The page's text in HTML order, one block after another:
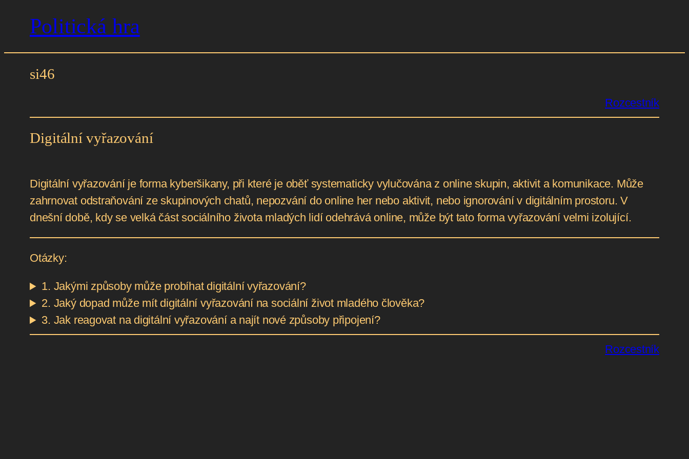
Přeskočit
obsah
Politická hra
si46
Rozcestník
Digitální vyřazování
Digitální vyřazování je forma kyberšikany, při které je oběť systematicky vylučována z online skupin, aktivit a komunikace. Může
zahrnovat odstraňování ze skupinových chatů, nepozvání do online her nebo aktivit, nebo ignorování v digitálním prostoru. V
dnešní době, kdy se velká část sociálního života mladých lidí odehrává online, může být tato forma vyřazování velmi izolující.
Otázky:
1. Jakými způsoby může probíhat digitální vyřazování?
2. Jaký dopad může mít digitální vyřazování na sociální život mladého člověka?
3. Jak reagovat na digitální vyřazování a najít nové způsoby připojení?
Rozcestník